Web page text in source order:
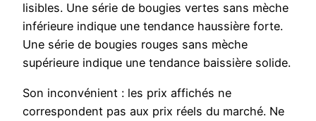
lisibles. Une série de bougies vertes sans mèche
inférieure indique une tendance haussière forte.
Une série de bougies rouges sans mèche
supérieure indique une tendance baissière solide.
Son inconvénient : les prix affichés ne
correspondent pas aux prix réels du marché. Ne